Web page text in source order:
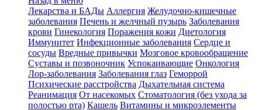
Лекарства и БАДы Аллергия Желудочно-кишечные
заболевания Печень и желчный пузырь Заболевания
крови Гинекология Поражения кожи Диетология
Иммунитет Инфекционные заболевания Сердце и
сосуды Вредные привычки Мозговое кровообращение
Суставы и позвоночник Успокаивающие Онкология
Лор-заболевания Заболевания глаз Геморрой
Психические расстройства Дыхательная система
Реанимация От насекомых Стоматология (без ухода за
полостью рта) Кашель Витамины и микроэлементы